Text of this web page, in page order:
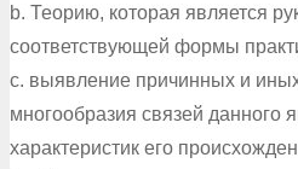
b. Теорию, которая является
соответствующей формы
c. выявление причинных и
многообразия связей данного
характеристик его